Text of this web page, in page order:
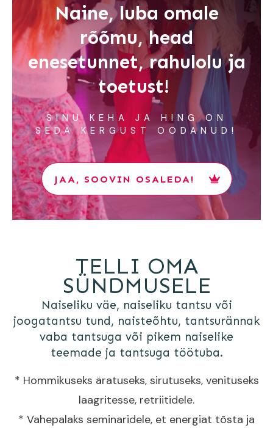
Naine, luba omale
rõõmu, head
enesetunnet, rahulolu ja
toetust!
SINU KEHA JA HING ON
SEDA KERGUST OODANUD!
JAA, SOOVIN OSALEDA!
TELLI OMA
SÜNDMUSELE
Naiseliku väe, naiseliku tantsu või
joogatantsu tund, naisteõhtu, tantsurännak
vaba tantsuga või pikem naiselike
teemade ja tantsuga töötuba.
* Hommikuseks äratuseks, sirutuseks, venituseks
laagritesse, retriitidele.
* Vahepalaks seminaridele, et energiat tõsta ja